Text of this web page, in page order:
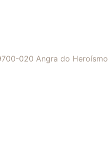
020 Angra do Heroísmo